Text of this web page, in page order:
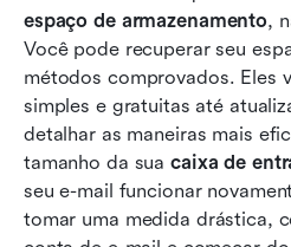
espaço de armazenamento,
Você pode recuperar seu
métodos comprovados. Eles
simples e gratuitas até
detalhar as maneiras mais
tamanho da sua caixa de
seu e-mail funcionar
tomar uma medida drástica,